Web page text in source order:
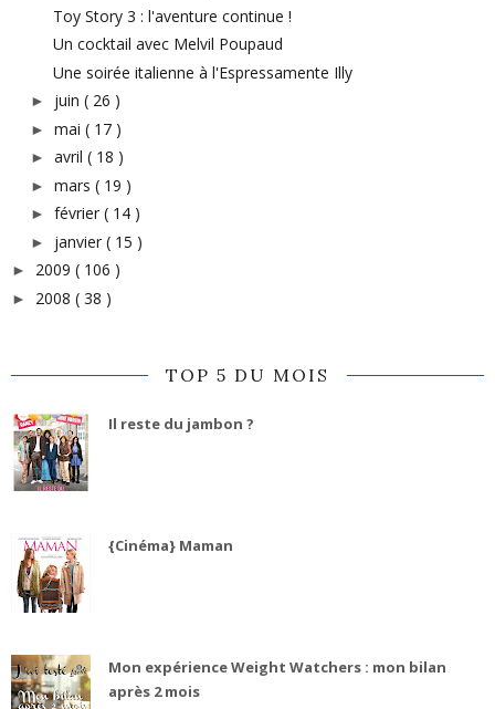
Toy Story 3 : l'aventure continue !
Un cocktail avec Melvil Poupaud
Une soirée italienne à l'Espressamente Illy
► juin ( 26 )
► mai ( 17 )
► avril ( 18 )
► mars ( 19 )
► février ( 14 )
► janvier ( 15 )
► 2009 ( 106 )
► 2008 ( 38 )
TOP 5 DU MOIS
Il reste du jambon ?
{Cinéma} Maman
Mon expérience Weight Watchers : mon bilan
après 2 mois